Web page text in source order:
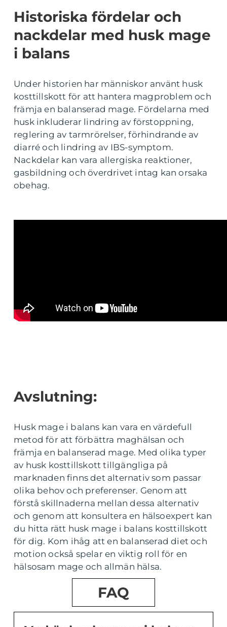
Historiska fördelar och
nackdelar med husk mage
i balans
Under historien har människor använt husk
kosttillskott för att hantera magproblem och
främja en balanserad mage. Fördelarna med
husk inkluderar lindring av förstoppning,
reglering av tarmrörelser, förhindrande av
diarré och lindring av IBS-symptom.
Nackdelar kan vara allergiska reaktioner,
gasbildning och överdrivet intag kan orsaka
obehag.
Avslutning:
Husk mage i balans kan vara en värdefull
metod för att förbättra maghälsan och
främja en balanserad mage. Med olika typer
av husk kosttillskott tillgängliga på
marknaden finns det alternativ som passar
olika behov och preferenser. Genom att
förstå skillnaderna mellan dessa alternativ
och genom att konsultera en hälsoexpert kan
du hitta rätt husk mage i balans kosttillskott
för dig. Kom ihåg att en balanserad diet och
motion också spelar en viktig roll för en
hälsosam mage och allmän hälsa.
FAQ